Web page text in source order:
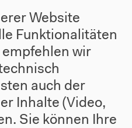
Website
Funktionalitäten
empfehlen wir
auch der
Inhalte (Video,
Sie können Ihre